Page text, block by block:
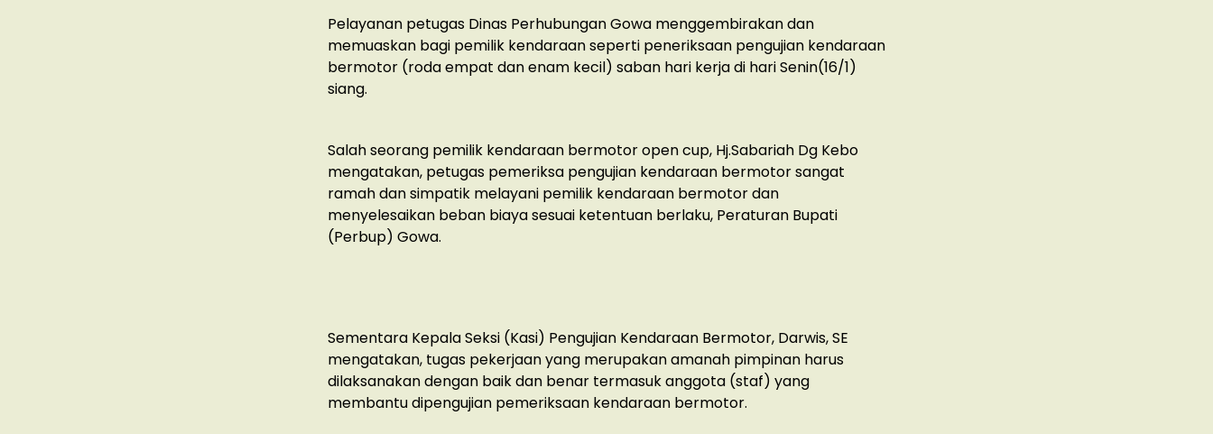
Pelayanan petugas Dinas Perhubungan Gowa menggembirakan dan
memuaskan bagi pemilik kendaraan seperti peneriksaan pengujian kendaraan
bermotor (roda empat dan enam kecil) saban hari kerja di hari Senin(16/1)
siang.
Salah seorang pemilik kendaraan bermotor open cup, Hj.Sabariah Dg Kebo
mengatakan, petugas pemeriksa pengujian kendaraan bermotor sangat
ramah dan simpatik melayani pemilik kendaraan bermotor dan
menyelesaikan beban biaya sesuai ketentuan berlaku, Peraturan Bupati
(Perbup) Gowa.
Sementara Kepala Seksi (Kasi) Pengujian Kendaraan Bermotor, Darwis, SE
mengatakan, tugas pekerjaan yang merupakan amanah pimpinan harus
dilaksanakan dengan baik dan benar termasuk anggota (staf) yang
membantu dipengujian pemeriksaan kendaraan bermotor.